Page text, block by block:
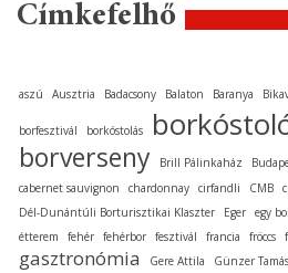
Címkefelhő
aszú Ausztria Badacsony Balaton Baranya
borfesztivál borkóstolás
borverseny Brill Pálinkaház
cabernet sauvignon chardonnay cirfandli CMB
Dél-Dunántúli Borturisztikai Klaszter
Eger egy
étterem
fehér fehérbor fesztivál francia fröccs
gasztronómia Gere Attila Günzer Tamás